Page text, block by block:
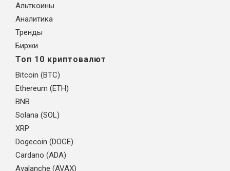
Альткоины
Аналитика
Тренды
Биржи
Топ 10 криптовалют
Bitcoin (BTC)
Ethereum (ETH)
BNB
Solana (SOL)
XRP
Dogecoin (DOGE)
Cardano (ADA)
Avalanche (AVAX)